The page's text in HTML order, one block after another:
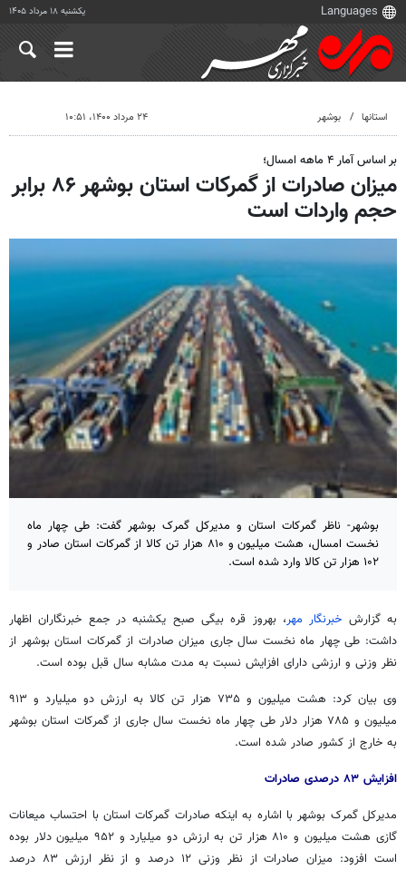
یکشنبه ۱۸ مرداد ۱۴۰۵
استانها بوشهر ۲۴ مرداد ۱۴۰۰، ۱۰:۵۱
بر اساس آمار ۴ ماهه امسال؛
میزان صادرات از گمرکات استان بوشهر ۸۶ برابر
حجم واردات است
بوشهر- ناظر گمرکات استان و مدیرکل گمرک بوشهر گفت: طی چهار ماه
نخست امسال، هشت میلیون و ۸۱۰ هزار تن کالا از گمرکات استان صادر و
۱۰۲ هزار تن کالا وارد شده است.
به گزارش خبرنگار مهر، بهروز قره بیگی صبح یکشنبه در جمع خبرنگاران اظهار
داشت: طی چهار ماه نخست سال جاری میزان صادرات از گمرکات استان بوشهر از
نظر وزنی و ارزشی دارای افزایش نسبت به مدت مشابه سال قبل بوده است.
وی بیان کرد: هشت میلیون و ۷۳۵ هزار تن کالا به ارزش دو میلیارد و ۹۱۳
میلیون و ۷۸۵ هزار دلار طی چهار ماه نخست سال جاری از گمرکات استان بوشهر
به خارج از کشور صادر شده است.
افزایش ۸۳ درصدی صادرات
مدیرکل گمرک بوشهر با اشاره به اینکه صادرات گمرکات استان با احتساب میعانات
گازی هشت میلیون و ۸۱۰ هزار تن به ارزش دو میلیارد و ۹۵۲ میلیون دلار بوده
است افزود: میزان صادرات از نظر وزنی ۱۲ درصد و از نظر ارزش ۸۳ درصد